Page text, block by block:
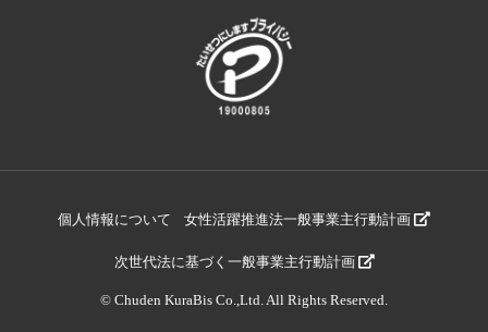
個人情報について 女性活躍推進法一般事業主行動計画
次世代法に基づく一般事業主行動計画
© Chuden KuraBis Co.,Ltd. All Rights Reserved.